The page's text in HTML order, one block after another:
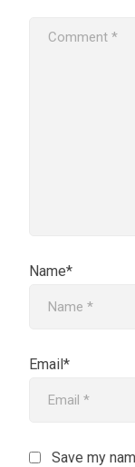
Name*
Email*
Save my